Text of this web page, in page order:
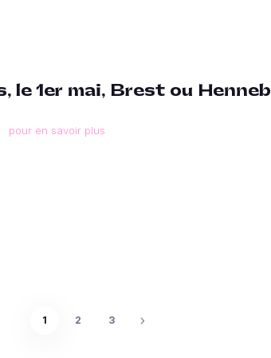
le 1er mai, Brest ou
pour en savoir plus
1 2 3